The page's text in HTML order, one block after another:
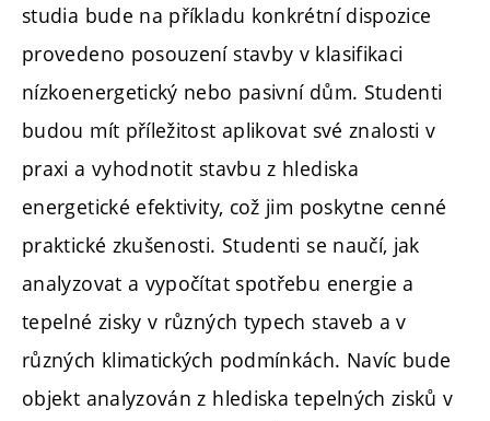
studia bude na příkladu konkrétní dispozice
provedeno posouzení stavby v klasifikaci
nízkoenergetický nebo pasivní dům. Studenti
budou mít příležitost aplikovat své znalosti v
praxi a vyhodnotit stavbu z hlediska
energetické efektivity, což jim poskytne cenné
praktické zkušenosti. Studenti se naučí, jak
analyzovat a vypočítat spotřebu energie a
tepelné zisky v různých typech staveb a v
různých klimatických podmínkách. Navíc bude
objekt analyzován z hlediska tepelných zisků v